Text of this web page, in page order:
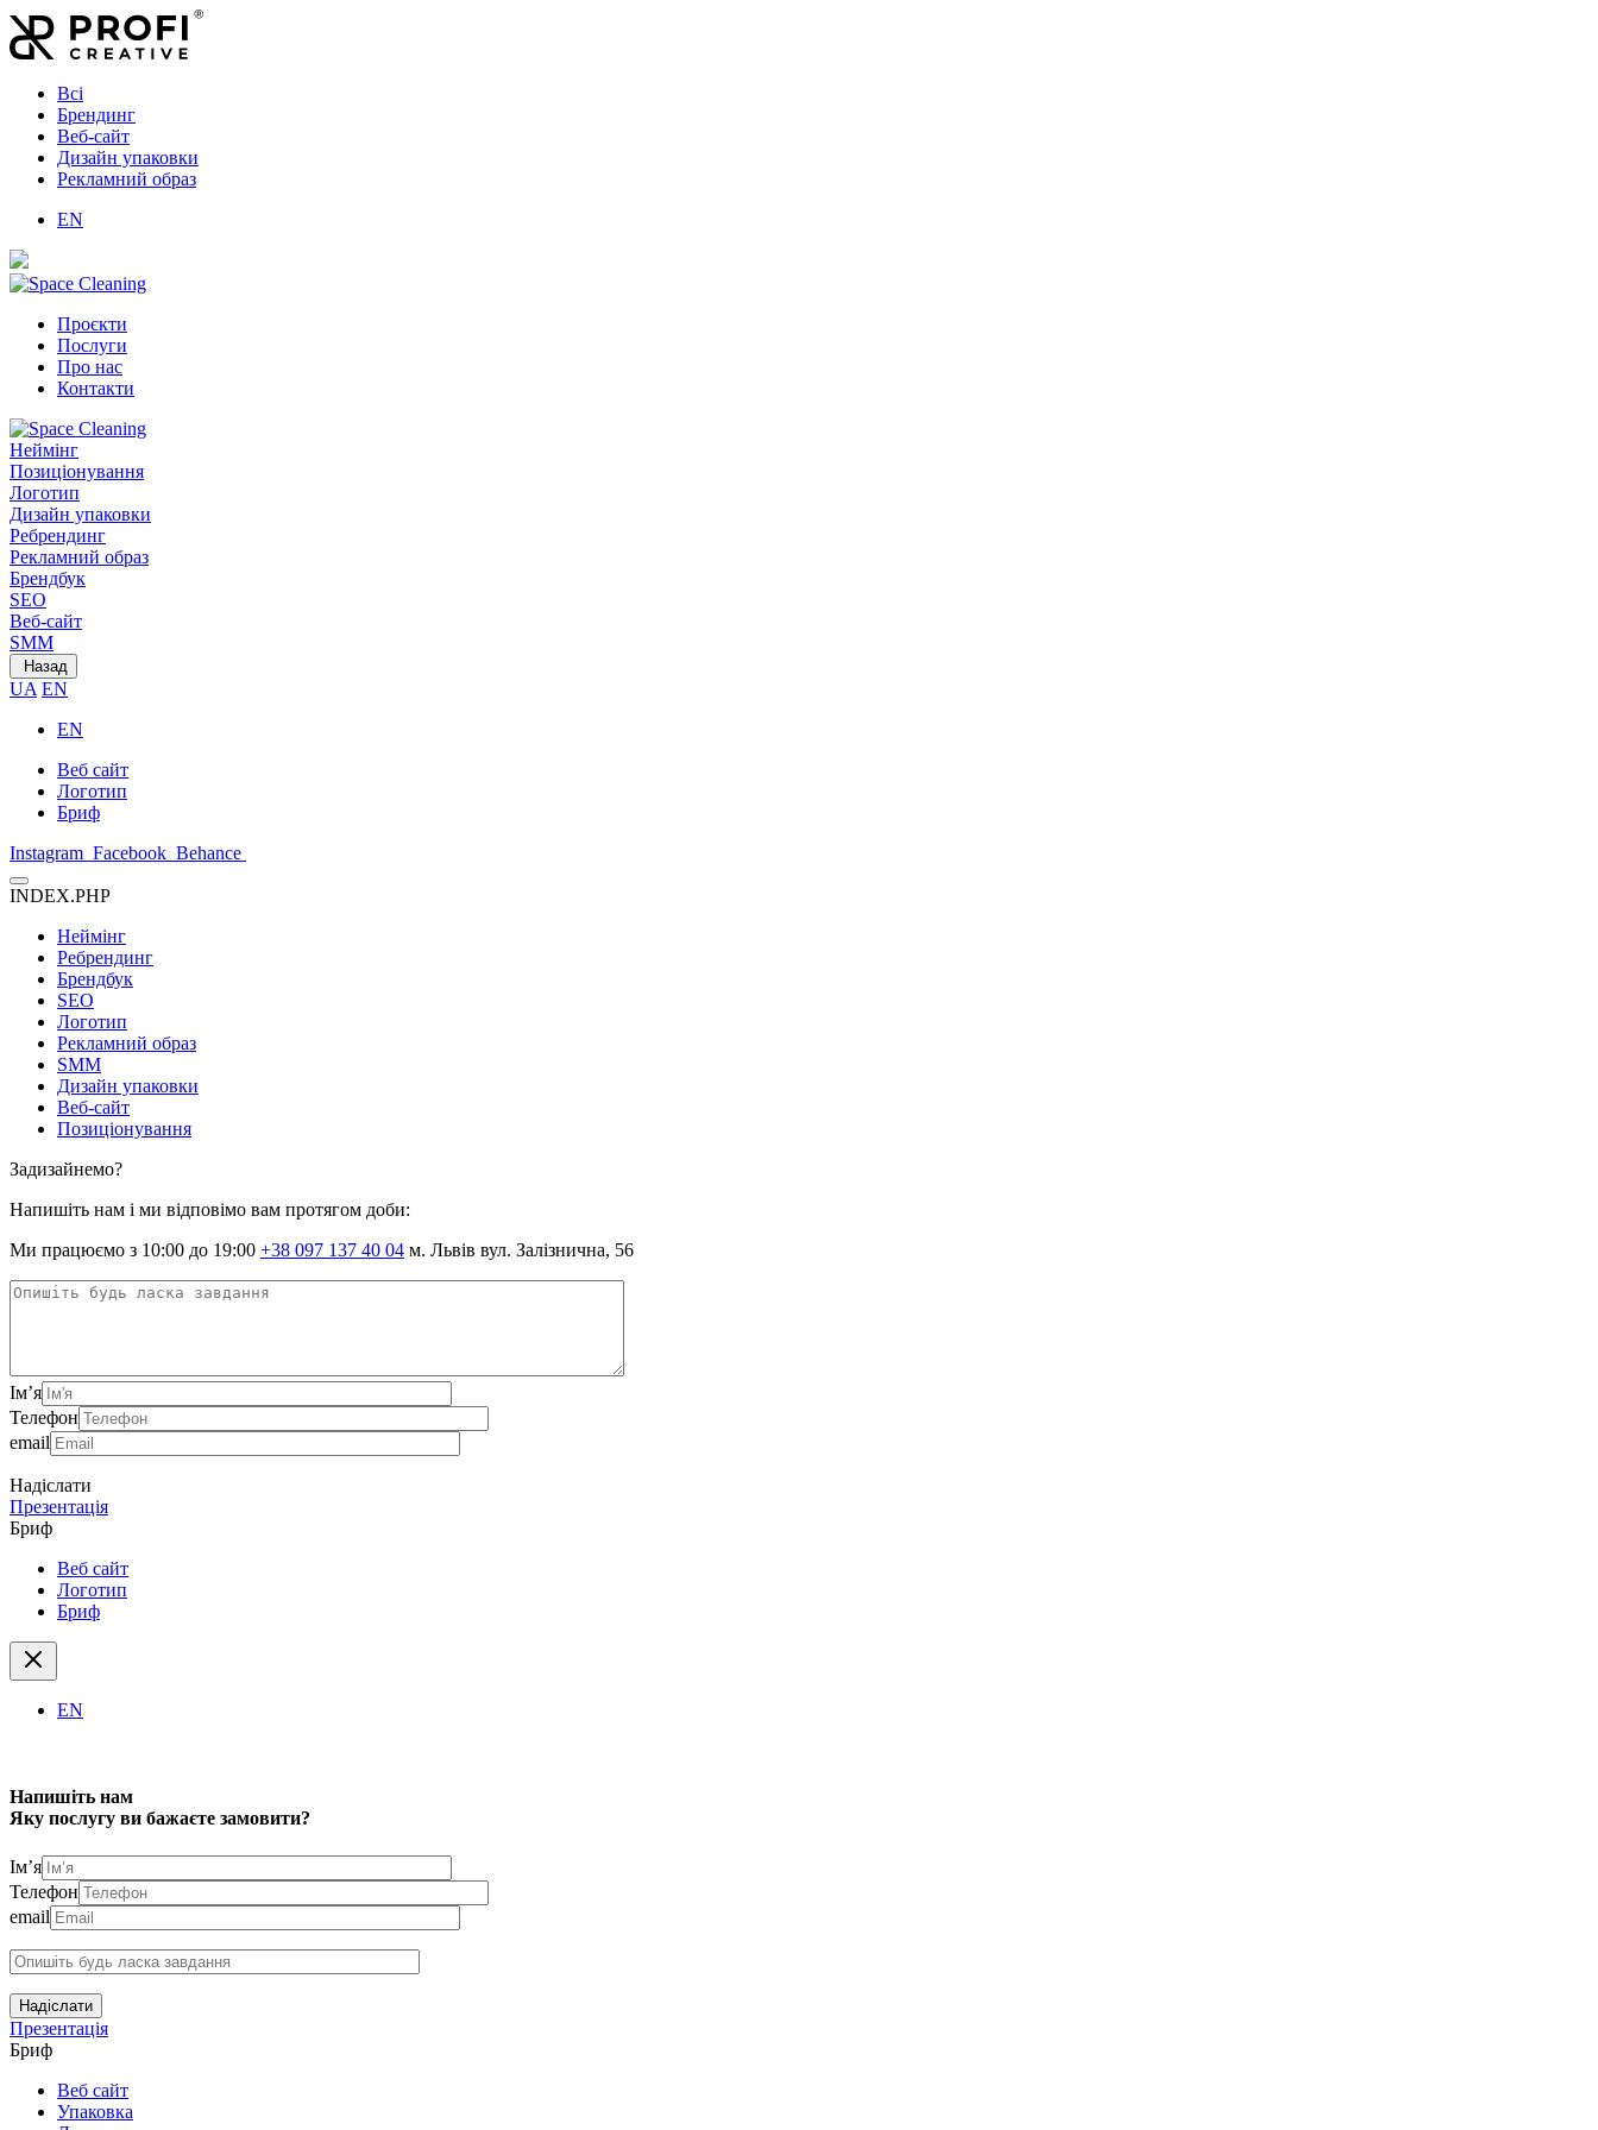
Всі
Брендинг
Веб-сайт
Дизайн упаковки
Рекламний образ
EN
Проєкти
Послуги
Про нас
Контакти
Неймінг
Позиціонування
Логотип
Дизайн упаковки
Ребрендинг
Рекламний образ
Брендбук
SEO
Веб-сайт
SMM
Назад
UA EN
EN
Веб сайт
Логотип
Бриф
Instagram Facebook Behance
INDEX.PHP
Неймінг
Ребрендинг
Брендбук
SEO
Логотип
Рекламний образ
SMM
Дизайн упаковки
Веб-сайт
Позиціонування
Задизайнемо?
Напишіть нам і ми відповімо вам протягом доби:
Ми працюємо з 10:00 до 19:00 +38 097 137 40 04 м. Львів вул. Залізнична, 56
Ім’я
Телефон
email
Надіслати
Презентація
Бриф
Веб сайт
Логотип
Бриф
EN
Напишіть нам
Яку послугу ви бажаєте замовити?
Ім’я
Телефон
email
Надіслати
Презентація
Бриф
Веб сайт
Упаковка